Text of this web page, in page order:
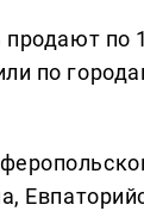
по
по